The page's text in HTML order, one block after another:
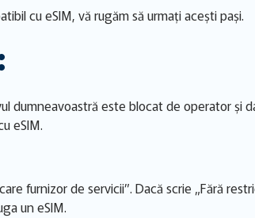
cu eSIM, vă rugăm să urmați acești pași.
dumneavoastră este blocat de operator și
eSIM.
furnizor de servicii”. Dacă scrie „Fără
un eSIM.